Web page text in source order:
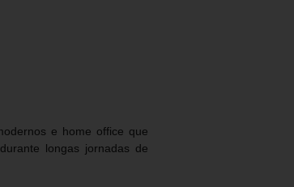
e home office que
longas jornadas de